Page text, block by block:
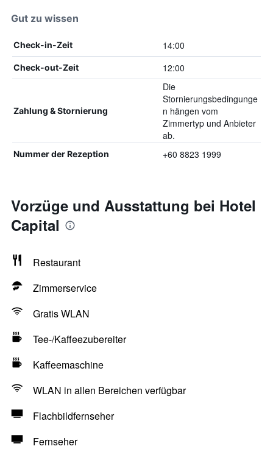
Gut zu wissen
Check-in-Zeit 14:00
Check-out-Zeit 12:00
Zahlung & Stornierung
Die
Stornierungsbedingunge
n hängen vom
Zimmertyp und Anbieter
ab.
Nummer der Rezeption +60 8823 1999
Vorzüge und Ausstattung bei Hotel
Capital
Restaurant
Zimmerservice
Gratis WLAN
Tee-/Kaffeezubereiter
Kaffeemaschine
WLAN in allen Bereichen verfügbar
Flachbildfernseher
Fernseher